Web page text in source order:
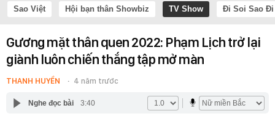
Sao Việt Hội bạn thân Showbiz TV Show Đi Soi Sao Đi
Gương mặt thân quen 2022: Phạm Lịch trở lại
giành luôn chiến thắng tập mở màn
THANH HUYỀN 4 năm trước
Nghe đọc bài 3:40